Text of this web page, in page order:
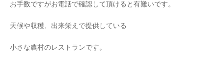
お手数ですがお電話で確認して頂けると有難いです。
天候や収穫、出来栄えで提供している
小さな農村のレストランです。